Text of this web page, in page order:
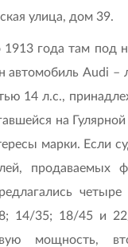
улица, дом 39.
1913 года там под
автомобиль Audi –
14 л.с.,
на Гулярной
марки. Если
продаваемых
14/35; 18/45 и
мощность,